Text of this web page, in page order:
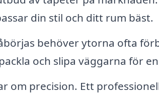
din stil och ditt rum bäst.
behöver ytorna ofta
och slipa väggarna för
om precision. Ett